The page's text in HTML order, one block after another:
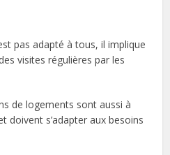
pas adapté à tous, il implique
visites régulières par les
de logements sont aussi à
doivent s’adapter aux besoins